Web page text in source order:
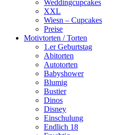
Weddingcupcakes
XXL
Wiesn – Cupcakes
Preise
Motivtorten / Torten
1.er Geburtstag
Abitorten
Autotorten
Babyshower
Blumig
Bustier
Dinos
Disney
Einschulung
Endlich 18